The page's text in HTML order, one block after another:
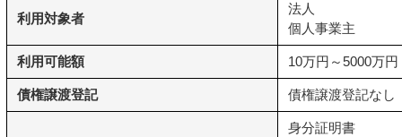
利用対象者
法人
個人事業主
利用可能額 10万円～5000万円
債権譲渡登記 債権譲渡登記なし
身分証明書